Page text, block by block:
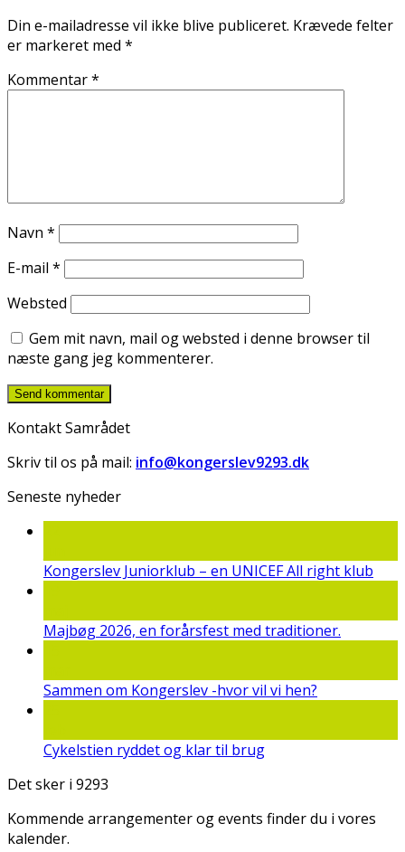
Din e-mailadresse vil ikke blive publiceret. Krævede felter
er markeret med *
Kommentar*
Navn *
E-mail *
Websted
Gem mit navn, mail og websted i denne browser til
næste gang jeg kommenterer.
Kontakt Samrådet
Skriv til os på mail: info@kongerslev9293.dk
Seneste nyheder
Kongerslev Juniorklub – en UNICEF All right klub
Majbøg 2026, en forårsfest med traditioner.
Sammen om Kongerslev -hvor vil vi hen?
Cykelstien ryddet og klar til brug
Det sker i 9293
Kommende arrangementer og events finder du i vores
kalender.